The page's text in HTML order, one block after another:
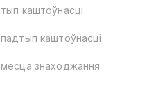
тып каштоўнасці
падтып каштоўнасці
месца знаходжання